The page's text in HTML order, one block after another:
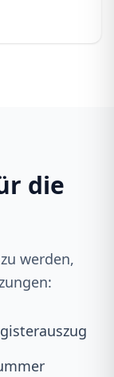
die
werden,